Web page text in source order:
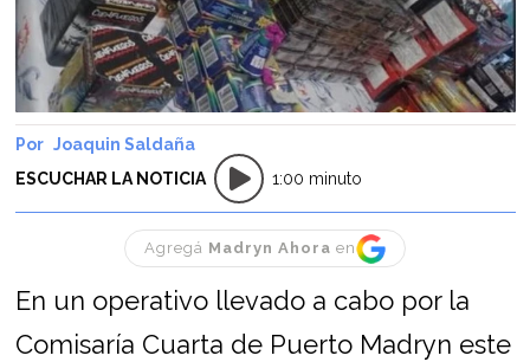
Joaquin Saldaña
ESCUCHAR LA NOTICIA
1:00 minuto
Agregá Madryn Ahora en
En un operativo llevado a cabo por la
Comisaría Cuarta de Puerto Madryn este